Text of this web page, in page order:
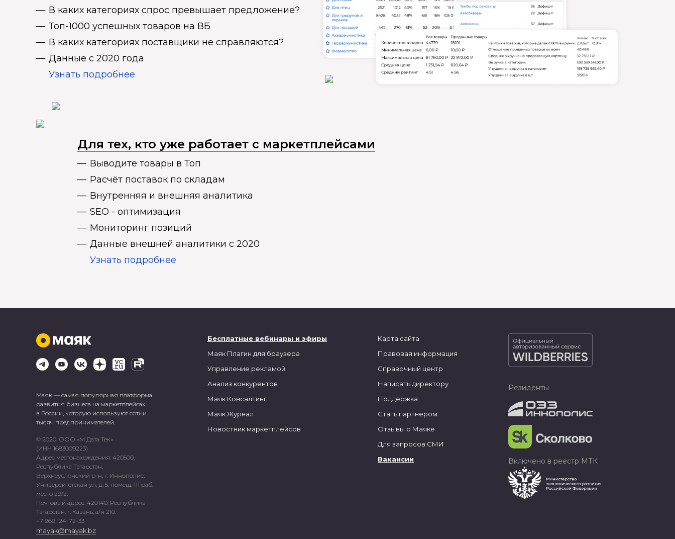
В каких категориях спрос превышает предложение?
Топ-1000 успешных товаров на ВБ
В каких категориях поставщики не справляются?
Данные с 2020 года
Узнать подробнее
Для тех, кто уже работает с маркетплейсами
Выводите товары в Топ
Расчёт поставок по складам
Внутренняя и внешняя аналитика
SEO - оптимизация
Мониторинг позиций
Данные внешней аналитики с 2020
Узнать подробнее
Маяк — самая популярная платформа
развития бизнеса на маркетплейсах
в России, которую используют сотни
тысяч предпринимателей.
© 2020, ООО «М Дата Тек»
(ИНН 1683009223)
Адрес местонахождения: 420500,
Республика Татарстан,
Верхнеуслонский р-н, г. Иннополис,
Университетская ул, д. 5, помещ. 111 раб.
место 29/2.
Почтовый адрес: 420140, Республика
Татарстан, г. Казань, а/я 210.
+7 969 124-72-33
mayak@mayak.bz
Бесплатные вебинары и эфиры
Маяк Плагин для браузера
Управление рекламой
Анализ конкурентов
Маяк.Консалтинг
Маяк.Журнал
Новостник маркетплейсов
Карта сайта
Правовая информация
Справочный центр
Написать директору
Поддержка
Стать партнером
Отзывы о Маяке
Для запросов СМИ
Вакансии
Резиденты
Включено в реестр МТК